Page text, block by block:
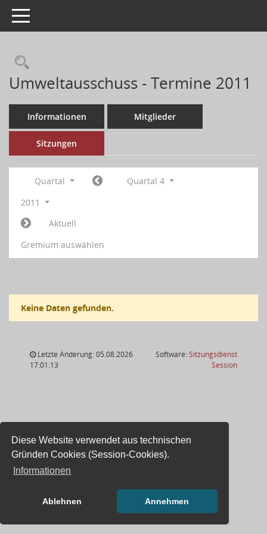
Diese Website verwendet aus technischen
Gründen Cookies (Session-Cookies).
Informationen
Ablehnen Annehmen
Toggle navigation
Umweltausschuss - Termine 2011
Informationen Mitglieder
Sitzungen
Quartal
Quartal 4
2011
Aktuell
Gremium auswählen
Keine Daten gefunden.
Letzte Änderung: 05.08.2026
17:01:13
Software:Sitzungsdienst
Session(Wird in